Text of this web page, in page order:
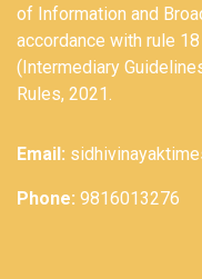
of Information and
accordance with rule
(Intermediary
Rules, 2021.
Email:
Phone: 9816013276